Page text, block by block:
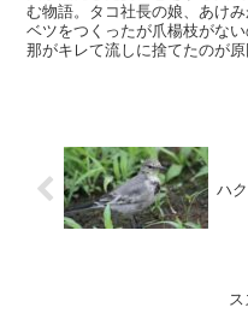
む物語。タコ社長の娘、あけ
ベツをつくったが爪楊枝がな
那がキレて流しに捨てたのが
ハ